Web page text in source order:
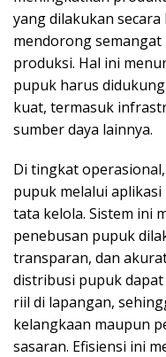
yang dilakukan
mendorong
produksi. Hal ini
pupuk harus
kuat, termasuk
sumber daya lainnya.
Di tingkat
pupuk melalui
tata kelola. Sistem ini
penebusan pupuk
transparan, dan
distribusi pupuk
riil di lapangan,
kelangkaan maupun
sasaran. Efisiensi ini